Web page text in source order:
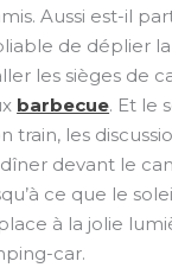
Aussi est-il
de déplier
les sièges de
barbecue. Et le
train, les
devant le
ce que le
à la jolie
car.